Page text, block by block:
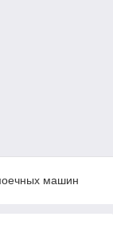
машин